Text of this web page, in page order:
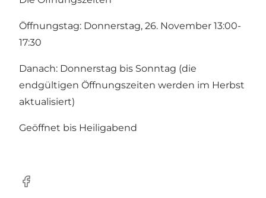
Öffnungstag: Donnerstag, 26. November 13:00-
17:30
Danach: Donnerstag bis Sonntag (die
endgültigen Öffnungszeiten werden im Herbst
aktualisiert)
Geöffnet bis Heiligabend
Facebook